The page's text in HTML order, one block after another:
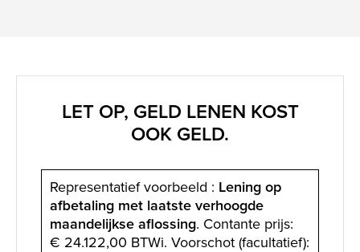
screenreader.slider previous LET OP, GELD LENEN KOST
OOK GELD.
Representatief voorbeeld : Lening op
afbetaling met laatste verhoogde
maandelijkse aflossing. Contante prijs:
€ 24.122,00 BTWi. Voorschot (facultatief):